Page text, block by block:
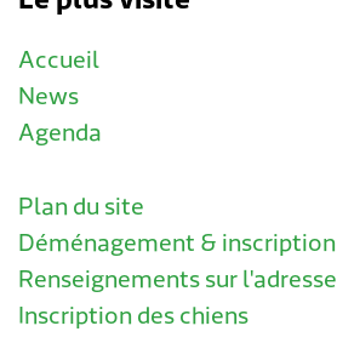
Accueil
News
Agenda
Plan du site
Déménagement & inscription
Renseignements sur l'adresse
Inscription des chiens